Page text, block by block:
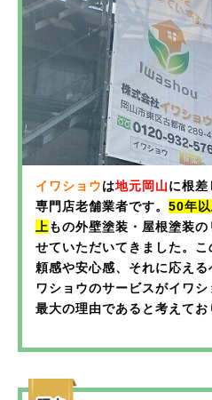
屋根や外壁は、毎日紫外線
知らずのうちにダメージを受
と思って放置している
が必要な状態になっている
早めの対策が、住まいを
イワショウでは、外壁や屋根
「汚れの原因は何か？」「
か？」を、塗装のプロがし
テナンス方法をご提案します
気になったら、まずはお気
住まいの美しさと安心を守る
サポートいたします。
す。
チョーキング現象を放置
防水機能が低下 → 雨水が染
ひび割れが進行
ひび割れ・剥がれが発生 →
カビ・コケの発生 → 水分が
コケが繁殖
修繕コストの増大 → 早めの
が、放置すると大規模修繕が
「まだ大丈夫」と思ってい
は見えないところで進行して
部分）にヒビが入っている…
そんな症状が見られたら、
低下しているサインかもしれ
外壁塗装やコーキング（シー
や紫外線から守る「防水バ
ます。しかし、長年の気候の
徐々に劣化が進行し、剥がれ
そのまま放置すると、建物
塗装やコーキングの剥が
とどうなる？
み、室内環境が悪化
家を建てて10年
も塗替えをして
新築時はピカピカだった外
と少しずつ劣化が進んでいき
一般的に、戸建住宅の外壁
目安とされています。塗装
るだけでなく、紫外線や雨
を担っています。しかし、
っていないと、塗膜が劣化
が低下している可能性が高い
「特に目立ったトラブルはな
とが多いため注意が必要です
イワショウは地元岡山に根差
専門店老舗業者です。 50年
上 もの外壁塗装・屋根塗装
せていただいてきました。
頼感や安心感、それに応え
ワショウのサービスがイワ
最大の理由であると考えてお